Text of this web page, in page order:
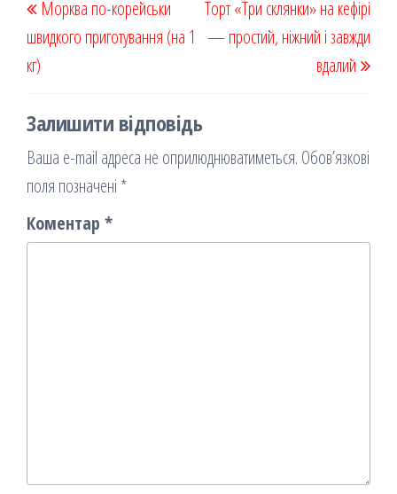
k on ис
я
записів
записМорква по-корейськи
швидкого приготування (на 1
кг)
Торт «Три склянки» на кефірі
— простий, ніжний і завжди
вдалий
Залишити відповідь
Ваша e-mail адреса не оприлюднюватиметься. Обов’язкові
поля позначені *
Коментар *